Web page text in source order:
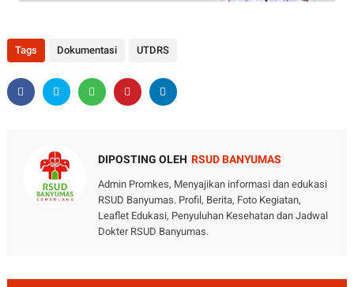
Tags Dokumentasi UTDRS
DIPOSTING OLEH RSUD BANYUMAS
Admin Promkes, Menyajikan informasi dan edukasi
RSUD Banyumas. Profil, Berita, Foto Kegiatan,
Leaflet Edukasi, Penyuluhan Kesehatan dan Jadwal
Dokter RSUD Banyumas.